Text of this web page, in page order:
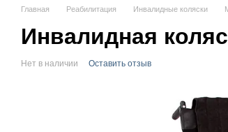
Главная Реабилитация Инвалидные коляски
Инвалидная
Нет в наличии Оставить отзыв